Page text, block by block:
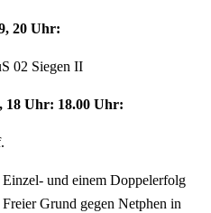
20 Uhr:
02 Siegen II
18 Uhr: 18.00 Uhr:
und einem Doppelerfolg
Grund gegen Netphen in